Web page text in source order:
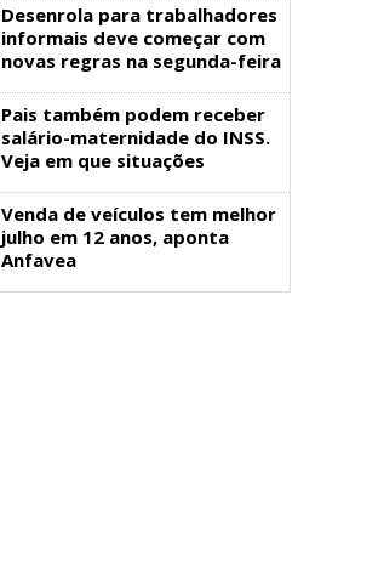
Desenrola para trabalhadores
informais deve começar com
novas regras na segunda-feira
Pais também podem receber
salário-maternidade do INSS.
Veja em que situações
Venda de veículos tem melhor
julho em 12 anos, aponta
Anfavea